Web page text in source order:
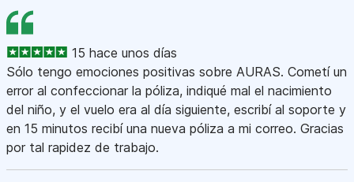
15 hace unos días
Sólo tengo emociones positivas sobre AURAS. Cometí un
error al confeccionar la póliza, indiqué mal el nacimiento
del niño, y el vuelo era al día siguiente, escribí al soporte y
en 15 minutos recibí una nueva póliza a mi correo. Gracias
por tal rapidez de trabajo.